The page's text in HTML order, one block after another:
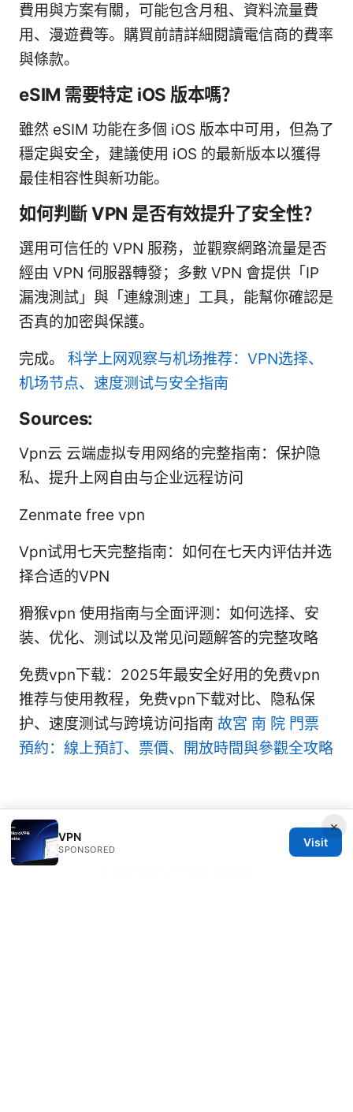
費用與方案有關，可能包含月租、資料流量費
用、漫遊費等。購買前請詳細閱讀電信商的費率
與條款。
eSIM 需要特定 iOS 版本嗎？
雖然 eSIM 功能在多個 iOS 版本中可用，但為了
穩定與安全，建議使用 iOS 的最新版本以獲得
最佳相容性與新功能。
如何判斷 VPN 是否有效提升了安全性？
選用可信任的 VPN 服務，並觀察網路流量是否
經由 VPN 伺服器轉發；多數 VPN 會提供「IP
漏洩測試」與「連線測速」工具，能幫你確認是
否真的加密與保護。
完成。 科学上网观察与机场推荐：VPN选择、
机场节点、速度测试与安全指南
Sources:
Vpn云 云端虚拟专用网络的完整指南：保护隐
私、提升上网自由与企业远程访问
Zenmate free vpn
Vpn试用七天完整指南：如何在七天内评估并选
择合适的VPN
猾猴vpn 使用指南与全面评测：如何选择、安
装、优化、测试以及常见问题解答的完整攻略
免费vpn下载：2025年最安全好用的免费vpn
推荐与使用教程，免费vpn下载对比、隐私保
护、速度测试与跨境访问指南 故宮 南 院 門票
預約：線上預訂、票價、開放時間與參觀全攻略
×
VPN
SPONSORED
Visit